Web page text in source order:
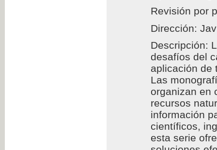
Revisión por
Dirección:
Descripción:
desafíos del
aplicación de
Las
organizan en
recursos
información
científicos,
esta serie